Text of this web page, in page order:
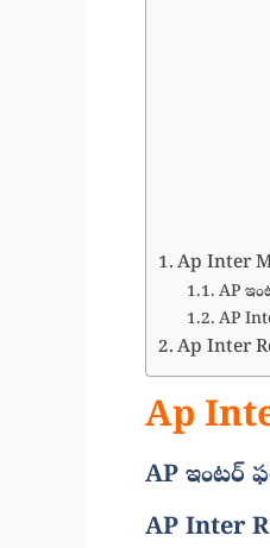
Ap Inter
AP
AP
Ap Inter
Ap
AP ఇంటర్
AP Inter